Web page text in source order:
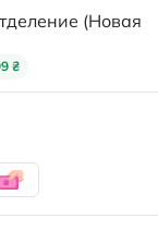
(Новая
₴